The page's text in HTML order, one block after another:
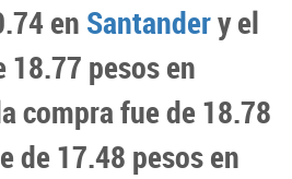
en Santandery el
18.77 pesos en
compra fue de 18.78
de 17.48 pesos en